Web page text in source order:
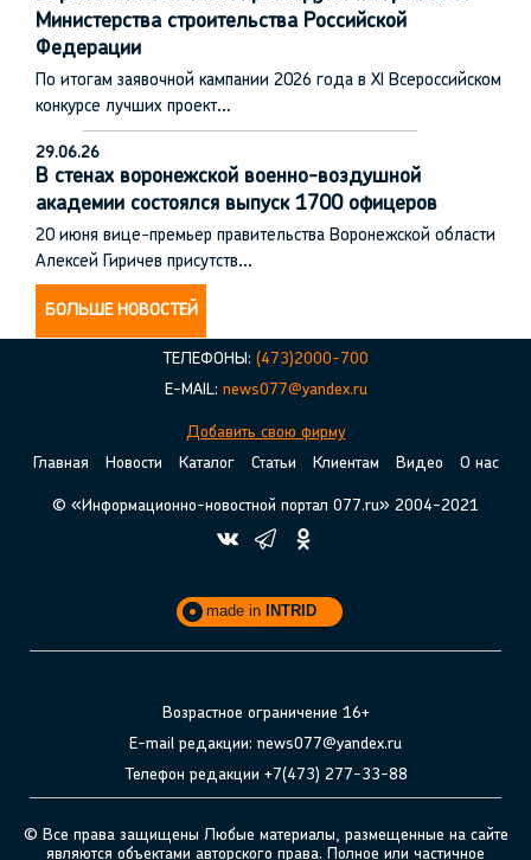
Министерства строительства Российской
Федерации
По итогам заявочной кампании 2026 года в XI Всероссийском
конкурсе лучших проект…
29.06.26
В стенах воронежской военно-воздушной
академии состоялся выпуск 1700 офицеров
20 июня вице-премьер правительства Воронежской области
Алексей Гиричев присутств…
БОЛЬШЕ НОВОСТЕЙ
ТЕЛЕФОНЫ: (473)2000-700
E-MAIL: news077@yandex.ru
Добавить свою фирму
Главная
Новости Каталог Статьи Клиентам Видео О нас
© «Информационно-новостной портал 077.ru» 2004-2021
made in INTRID
Возрастное ограничение 16+
E-mail редакции: news077@yandex.ru
Телефон редакции +7(473) 277-33-88
© Все права защищены Любые материалы, размещенные на сайте
являются объектами авторского права. Полное или частичное